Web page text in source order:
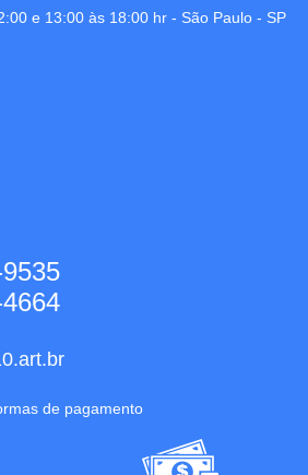
e 13:00 às 18:00 hr - São Paulo - SP
de pagamento